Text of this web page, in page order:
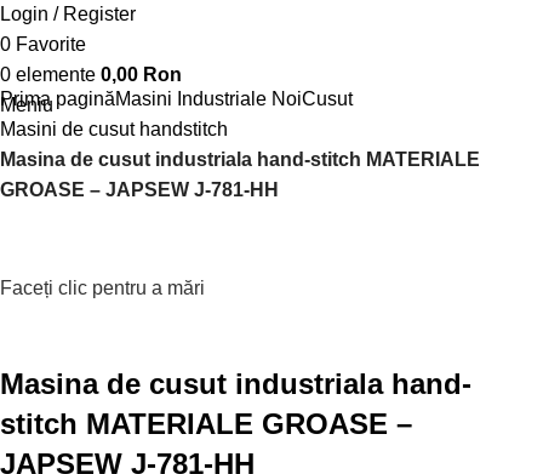
Login / Register
0 Favorite
0 elemente 0,00 Ron
Meniu
Prima paginăMasini Industriale NoiCusut
Masini de cusut handstitch
Masina de cusut industriala hand-stitch MATERIALE
GROASE – JAPSEW J-781-HH
Faceți clic pentru a mări
Masina de cusut industriala hand-
stitch MATERIALE GROASE –
JAPSEW J-781-HH